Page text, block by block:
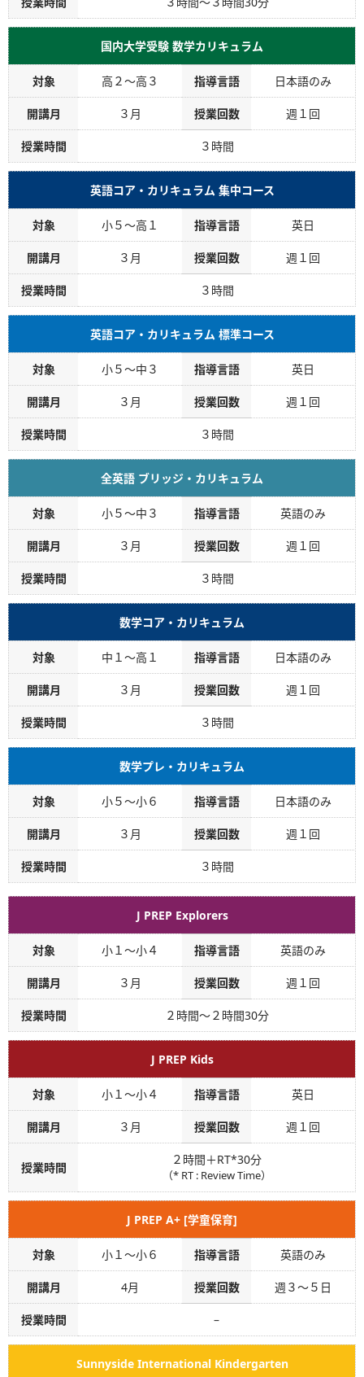
国内大学受験 数学カリキュラム
対象 高２～高３ 指導言語 日本語のみ
開講月 ３月 授業回数 週１回
授業時間 ３時間
英語コア・カリキュラム 集中コース
対象 小５～高１ 指導言語 英日
開講月 ３月 授業回数 週１回
授業時間 ３時間
英語コア・カリキュラム 標準コース
対象 小５～中３ 指導言語 英日
開講月 ３月 授業回数 週１回
授業時間 ３時間
全英語 ブリッジ・カリキュラム
対象 小５～中３ 指導言語 英語のみ
開講月 ３月 授業回数 週１回
授業時間 ３時間
数学コア・カリキュラム
対象 中１～高１ 指導言語 日本語のみ
開講月 ３月 授業回数 週１回
授業時間 ３時間
数学プレ・カリキュラム
対象 小５～小６ 指導言語 日本語のみ
開講月 ３月 授業回数 週１回
授業時間 ３時間
J PREP Explorers
対象 小１～小４ 指導言語 英語のみ
開講月 ３月 授業回数 週１回
授業時間 ２時間～２時間30分
J PREP Kids
対象 小１～小４ 指導言語 英日
開講月 ３月 授業回数 週１回
授業時間
２時間＋RT*30分
（* RT : Review Time）
J PREP A+ [学童保育]
対象 小１～小６ 指導言語 英語のみ
開講月 4月 授業回数 週３～５日
授業時間 –
Sunnyside International Kindergarten